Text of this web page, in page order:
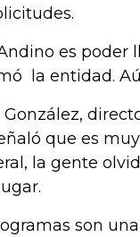
es poder
la entidad.
que es
la gente
son